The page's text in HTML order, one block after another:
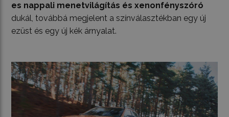
es nappali menetvilágítás és xenonfényszóró
dukál, továbbá megjelent a színválasztékban egy új
ezüst és egy új kék árnyalat.